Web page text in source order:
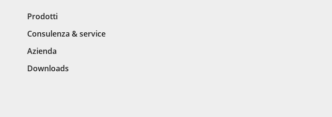
Prodotti
Consulenza & service
Azienda
Downloads